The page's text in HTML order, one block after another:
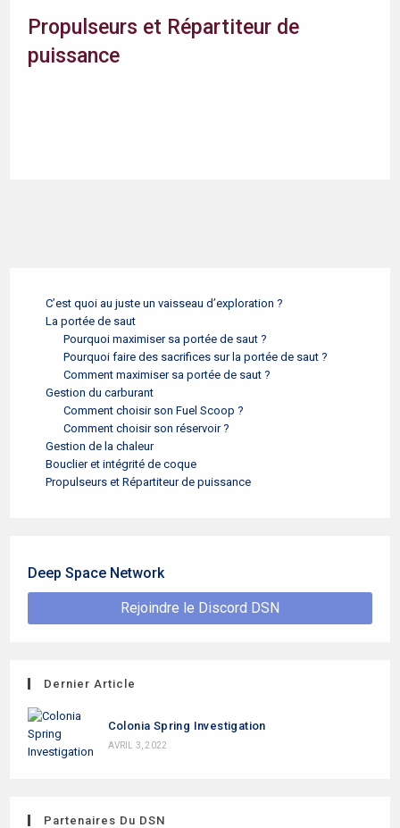
Propulseurs et Répartiteur de
puissance
C’est quoi au juste un vaisseau d’exploration ?
La portée de saut
Pourquoi maximiser sa portée de saut ?
Pourquoi faire des sacrifices sur la portée de saut ?
Comment maximiser sa portée de saut ?
Gestion du carburant
Comment choisir son Fuel Scoop ?
Comment choisir son réservoir ?
Gestion de la chaleur
Bouclier et intégrité de coque
Propulseurs et Répartiteur de puissance
Deep Space Network
Rejoindre le Discord DSN
Dernier Article
Colonia Spring Investigation
AVRIL 3, 2022
Partenaires Du DSN